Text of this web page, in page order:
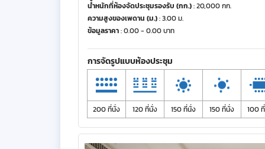
น้ำหนักที่ห้องจัดประชุมรองรับ (กก.): 20,000 กก.
ความสูงของเพดาน (ม.): 3.00 ม.
ข้อมูลราคา: 0.00 - 0.00 บาท
การจัดรูปแบบห้องประชุม
200 ที่นั่ง 120 ที่นั่ง 150 ที่นั่ง 150 ที่นั่ง 100